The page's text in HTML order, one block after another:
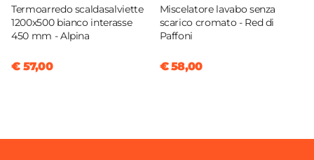
19,5 L/min
Tipo Cartuccia
Termoarredo scaldasalviette
1200x500 bianco interasse
450 mm - Alpina
€ 57,00
Miscelatore lavabo senza
scarico cromato - Red di
Paffoni
€ 58,00